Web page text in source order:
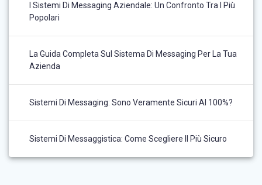
I Sistemi Di Messaging Aziendale: Un Confronto Tra I Più
Popolari
La Guida Completa Sul Sistema Di Messaging Per La Tua
Azienda
Sistemi Di Messaging: Sono Veramente Sicuri Al 100%?
Sistemi Di Messaggistica: Come Scegliere Il Più Sicuro